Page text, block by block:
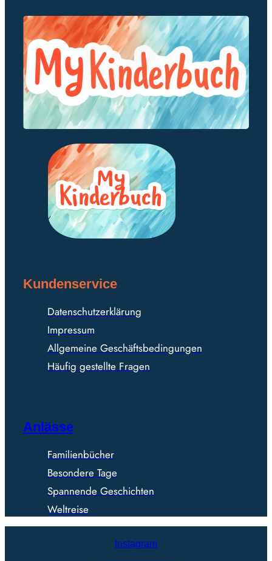
Kundenservice
Datenschutzerklärung
Impressum
Allgemeine Geschäftsbedingungen
Häufig gestellte Fragen
Anlässe
Familienbücher
Besondere Tage
Spannende Geschichten
Weltreise
Instagram